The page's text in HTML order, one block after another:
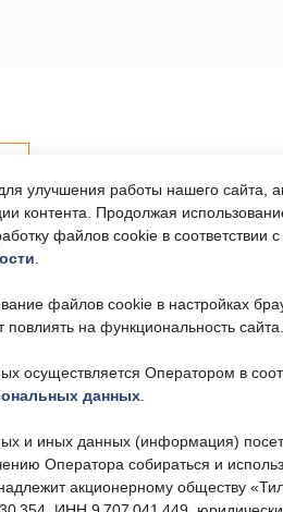
Пн-Пт 9:00 —
17:30, обед
— 13:00
Об
Документы
Электронный
улучшения работы нашего сайта,
контента. Продолжая
файлов cookie в соответствии
.
файлов cookie в настройках
повлиять на функциональность сайта.
осуществляется Оператором в
данных.
и иных данных (информация)
Оператора собираться и
акционерному обществу